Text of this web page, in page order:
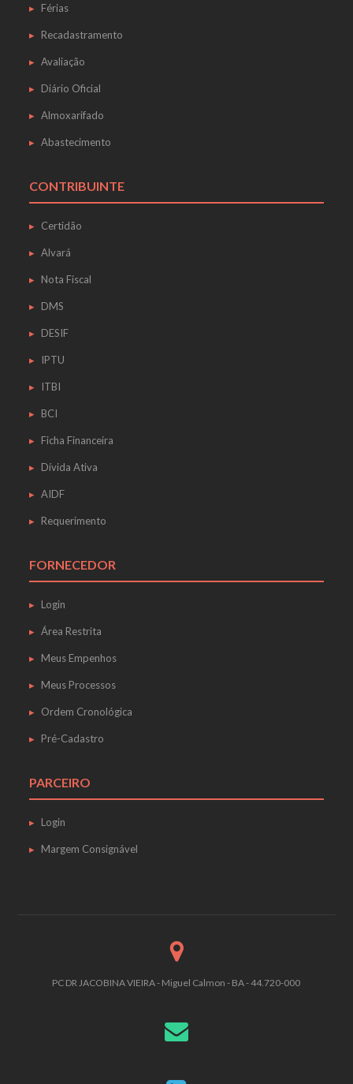
Férias
Recadastramento
Avaliação
Diário Oficial
Almoxarifado
Abastecimento
CONTRIBUINTE
Certidão
Alvará
Nota Fiscal
DMS
DESIF
IPTU
ITBI
BCI
Ficha Financeira
Dívida Ativa
AIDF
Requerimento
FORNECEDOR
Login
Área Restrita
Meus Empenhos
Meus Processos
Ordem Cronológica
Pré-Cadastro
PARCEIRO
Login
Margem Consignável
PC DR JACOBINA VIEIRA - Miguel Calmon - BA - 44.720-000